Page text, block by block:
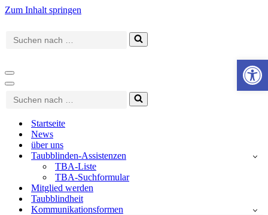
Zum Inhalt springen
Suchen
nach …
Navigationsmenü
Navigationsmenü
Suchen
nach …
Startseite
News
über uns
Taubblinden-Assistenzen
TBA-Liste
TBA-Suchformular
Mitglied werden
Taubblindheit
Kommunikationsformen